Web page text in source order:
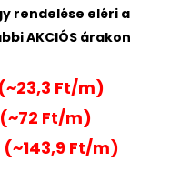
rendelése eléri a
AKCIÓS árakon
Ft/m)
Ft/m)
Ft/m)